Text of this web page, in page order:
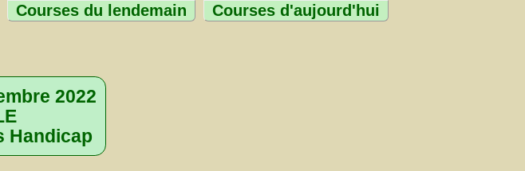
Courses du lendemain Courses d'aujourd'hui
2022
Handicap